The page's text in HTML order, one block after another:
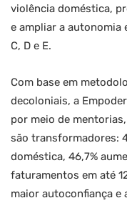
violência doméstica,
e ampliar a autonomia
C, D e E.
Com base em
decoloniais, a
por meio de
são transformadores:
doméstica, 46,7%
faturamentos em até
maior autoconfiança e